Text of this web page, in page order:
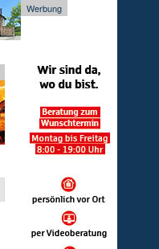
Werbung